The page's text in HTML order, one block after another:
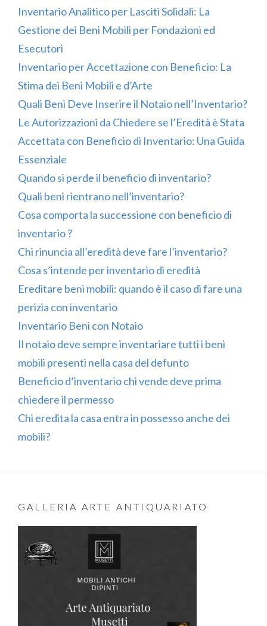
Inventario Analitico per Lasciti Solidali: La
Gestione dei Beni Mobili per Fondazioni ed
Esecutori
Inventario per Accettazione con Beneficio: La
Stima dei Beni Mobili e d’Arte
Quali Beni Deve Inserire il Notaio nell’Inventario?
Le Autorizzazioni da Chiedere se l’Eredità è Stata
Accettata con Beneficio di Inventario: Una Guida
Essenziale
Quando si perde il beneficio di inventario?
Quali beni rientrano nell’inventario?
Cosa comporta la successione con beneficio di
inventario ?
Chi rinuncia all’eredità deve fare l’inventario?
Cosa s’intende per inventario di eredità
Ereditare beni mobili: quando è il caso di fare una
perizia con inventario
Inventario Beni con Notaio
Il notaio deve sempre inventariare tutti i beni
mobili presenti nella casa del defunto
Beneficio d’inventario chi vende deve prima
chiedere il permesso
Chi eredita la casa entra in possesso anche dei
mobili?
GALLERIA ARTE ANTIQUARIATO